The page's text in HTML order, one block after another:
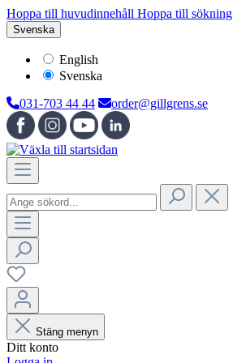
Hoppa till huvudinnehåll Hoppa till sökning
Svenska
English
Svenska
031-703 44 44
order@gillgrens.se
Stäng menyn
Ditt konto